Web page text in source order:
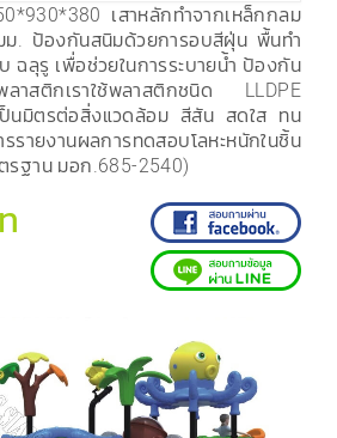
เสาหลักทำจากเหล็กกลม
. ป้องกันสนิมด้วยการอบสีฝุ่น พื้นทำ
ฉลุรู เพื่อช่วยในการระบายน้ำ ป้องกัน
าสติกเราใช้พลาสติกชนิด LLDPE
ป็นมิตรต่อสิ่งแวดล้อม สีสัน สดใส ทน
รายงานผลการทดสอบโลหะหนักในชิ้น
รฐาน มอก.685-2540)